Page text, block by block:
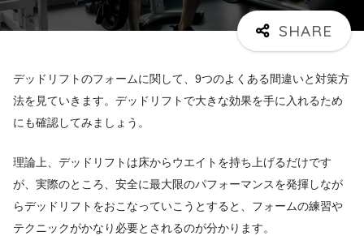
デッドリフトのフォームに関して、9つのよくある間違いと対策方
法を見ていきます。デッドリフトで大きな効果を手に入れるため
にも確認してみましょう。
理論上、デッドリフトは床からウエイトを持ち上げるだけです
が、 実際のところ、安全に最大限のパフォーマンスを発揮しなが
らデッドリフトをおこなっていこうとすると、フォームの練習や
テクニックがかなり必要とされるのが分かります。